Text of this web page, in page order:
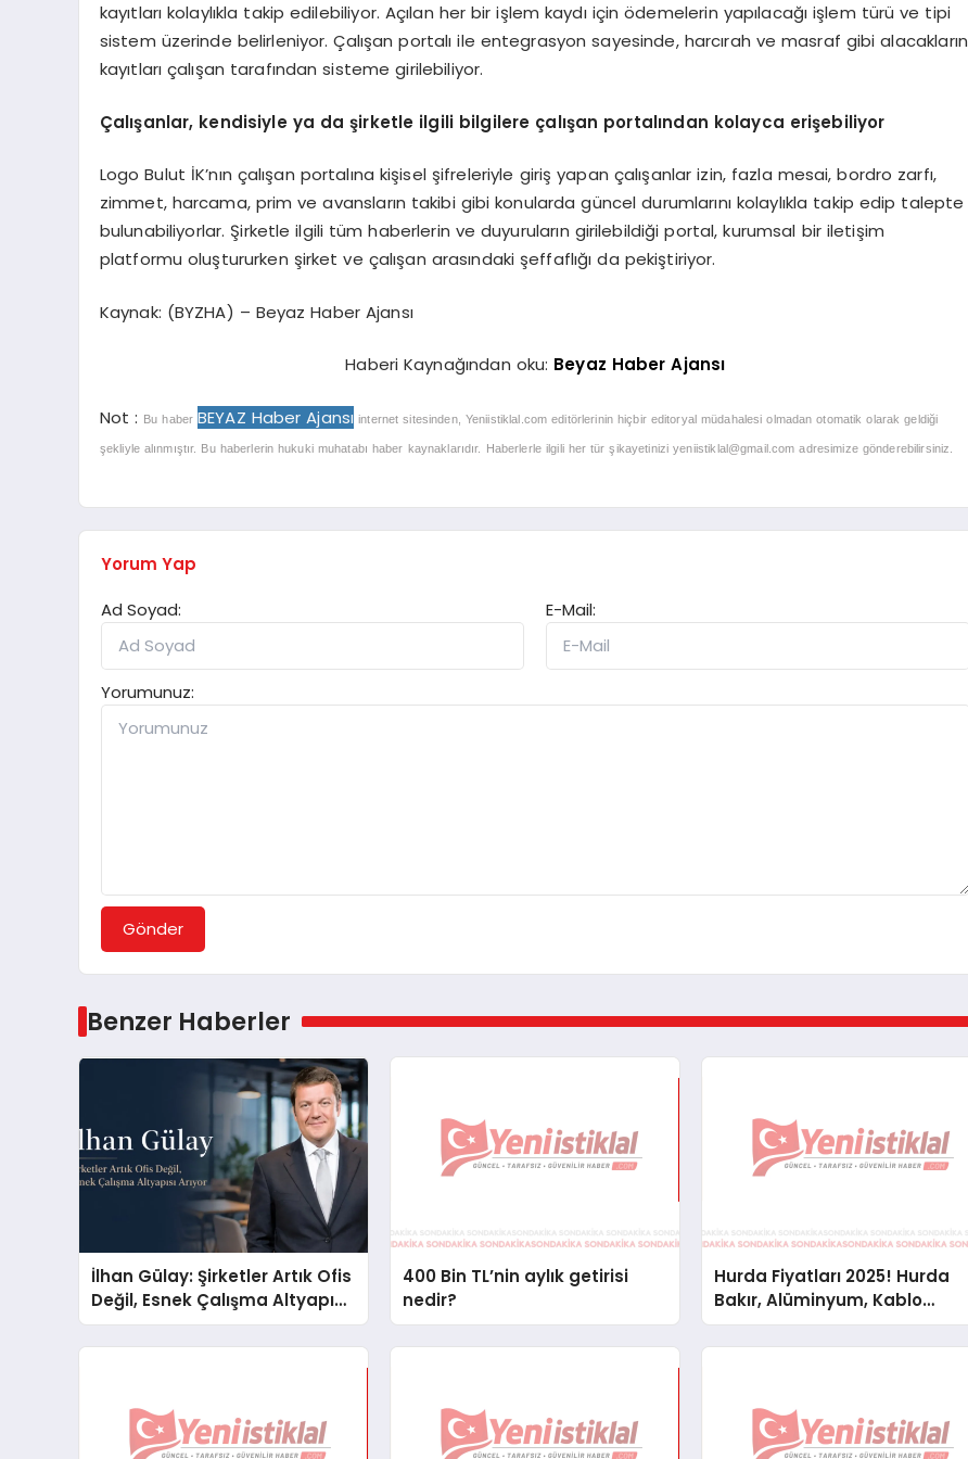
kayıtları kolaylıkla takip edilebiliyor. Açılan her bir işlem kaydı için ödemelerin yapılacağı işlem türü ve tipi
sistem üzerinde belirleniyor. Çalışan portalı ile entegrasyon sayesinde, harcırah ve masraf gibi alacakların
kayıtları çalışan tarafından sisteme girilebiliyor.
Çalışanlar, kendisiyle ya da şirketle ilgili bilgilere çalışan portalından kolayca erişebiliyor
Logo Bulut İK’nın çalışan portalına kişisel şifreleriyle giriş yapan çalışanlar izin, fazla mesai, bordro zarfı,
zimmet, harcama, prim ve avansların takibi gibi konularda güncel durumlarını kolaylıkla takip edip talepte
bulunabiliyorlar. Şirketle ilgili tüm haberlerin ve duyuruların girilebildiği portal, kurumsal bir iletişim
platformu oluştururken şirket ve çalışan arasındaki şeffaflığı da pekiştiriyor.
Kaynak: (BYZHA) – Beyaz Haber Ajansı
Haberi Kaynağından oku: Beyaz Haber Ajansı
Not : Bu haber BEYAZ Haber Ajansı internet sitesinden, Yeniistiklal.com editörlerinin hiçbir editoryal müdahalesi olmadan otomatik olarak geldiği
şekliyle alınmıştır. Bu haberlerin hukuki muhatabı haber kaynaklarıdır. Haberlerle ilgili her tür şikayetiniziyeniistiklal@gmail.com adresimize gönderebilirsiniz.
Yorum Yap
Ad Soyad:
E-Mail:
Yorumunuz:
Gönder
Benzer Haberler
İlhan Gülay: Şirketler Artık Ofis
Değil, Esnek Çalışma Altyapısı
Arıyor
400 Bin TL’nin aylık getirisi
nedir?
Hurda Fiyatları 2025! Hurda
Bakır, Alüminyum, Kablo
Fiyatları